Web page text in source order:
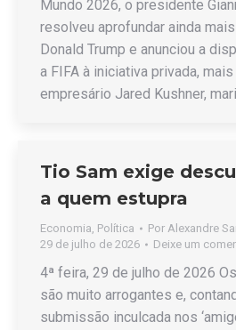
Mundo 2026, o presidente
resolveu aprofundar ainda
Donald Trump e anunciou a
a FIFA à iniciativa privada,
empresário Jared Kushner,
Tio Sam exige
a quem estupra
Economia, Política Por Alexandre
29 de julho de 2026
Deixe um
4ª feira, 29 de julho de 2026
são muito arrogantes e,
submissão inculcada nos